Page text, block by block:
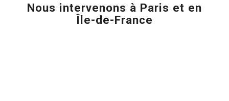
Nous intervenons à Paris et en
Île-de-France